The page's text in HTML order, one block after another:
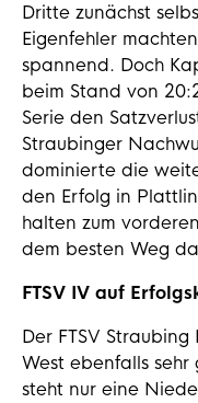
Dritte zunächst
Eigenfehler
spannend. Doch
beim Stand von
Serie den
Straubinger
dominierte die
den Erfolg in
halten zum
dem besten Weg
FTSV IV auf
Der FTSV
West ebenfalls sehr
steht nur eine